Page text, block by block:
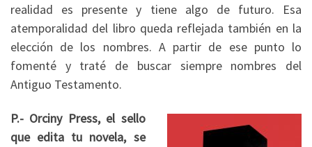
realidad es presente y tiene algo de futuro. Esa
atemporalidad del libro queda reflejada también en la
elección de los nombres. A partir de ese punto lo
fomenté y traté de buscar siempre nombres del
Antiguo Testamento.
P.- Orciny Press, el sello
que edita tu novela, se